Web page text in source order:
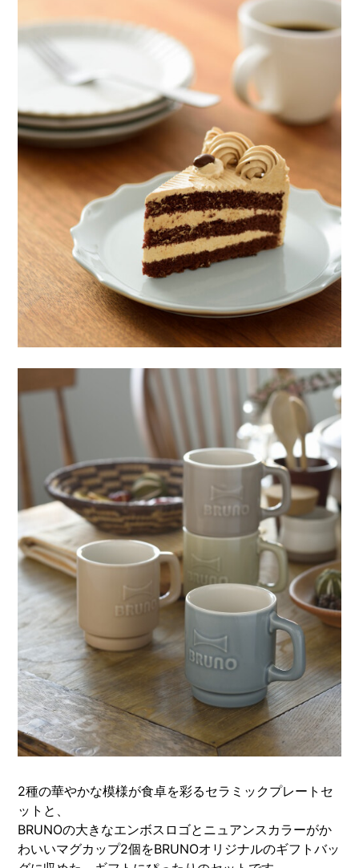
2種の華やかな模様が食卓を彩るセラミックプレートセ
ットと、
BRUNOの大きなエンボスロゴとニュアンスカラーがか
わいいマグカップ2個をBRUNOオリジナルのギフトバッ